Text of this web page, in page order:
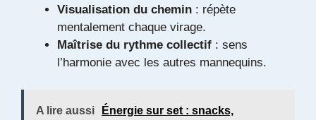
Visualisation du chemin : répète
mentalement chaque virage.
Maîtrise du rythme collectif : sens
l’harmonie avec les autres mannequins.
A lire aussi
Énergie sur set : snacks,